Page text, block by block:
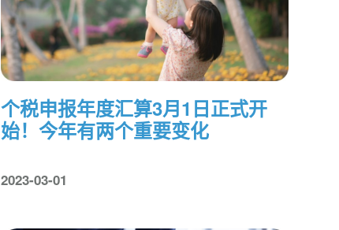
个税申报年度汇算3月1日正式开
始！今年有两个重要变化
2023-03-01